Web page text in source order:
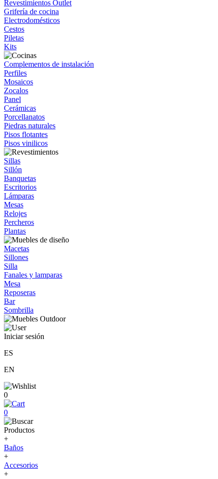
Revestimientos Outlet
Grifería de cocina
Electrodomésticos
Cestos
Piletas
Kits
Complementos de instalación
Perfiles
Mosaicos
Zocalos
Panel
Cerámicas
Porcellanatos
Piedras naturales
Pisos flotantes
Pisos vinilicos
Sillas
Sillón
Banquetas
Escritorios
Lámparas
Mesas
Relojes
Percheros
Plantas
Macetas
Sillones
Silla
Fanales y lamparas
Mesa
Reposeras
Bar
Sombrilla
Iniciar sesión
ES
EN
0
0
Productos
+
Baños
+
Accesorios
+